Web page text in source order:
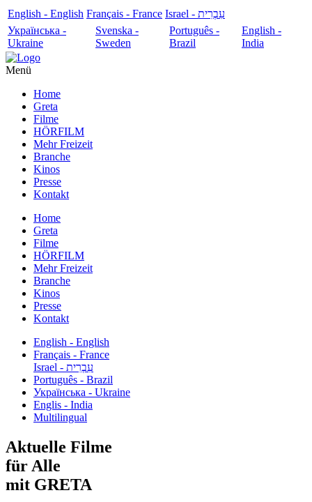
English - English Français - France
עִבְרִית - Israel
Українська -
Ukraine
Svenska -
Sweden
Português -
Brazil
English -
India
Menü
Home
Greta
Filme
HÖRFILM
Mehr Freizeit
Branche
Kinos
Presse
Kontakt
Home
Greta
Filme
HÖRFILM
Mehr Freizeit
Branche
Kinos
Presse
Kontakt
English - English
Français - France
עִבְרִית - Israel
Português - Brazil
Українська - Ukraine
Englis - India
Multilingual
Aktuelle Filme
für Alle
mit GRETA